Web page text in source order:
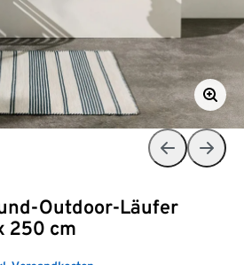
Outdoor-Läufer
250 cm